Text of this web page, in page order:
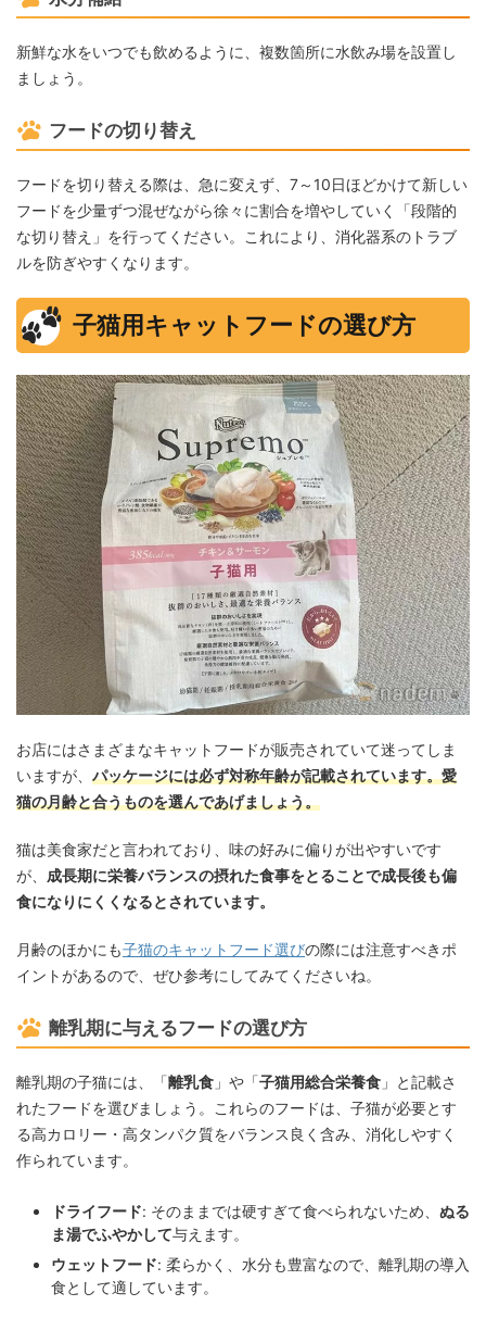
新鮮な水をいつでも飲めるように、複数箇所に水飲み場を設置し
ましょう。
フードの切り替え
フードを切り替える際は、急に変えず、7～10日ほどかけて新しい
フードを少量ずつ混ぜながら徐々に割合を増やしていく「段階的
な切り替え」を行ってください。これにより、消化器系のトラブ
ルを防ぎやすくなります。
子猫用キャットフードの選び方
お店にはさまざまなキャットフードが販売されていて迷ってしま
いますが、 パッケージには必ず対称年齢が記載されています。愛
猫の月齢と合うものを選んであげましょう。
猫は美食家だと言われており、味の好みに偏りが出やすいです
が、 成長期に栄養バランスの摂れた食事をとることで成長後も偏
食になりにくくなるとされています。
月齢のほかにも子猫のキャットフード選びの際には注意すべきポ
イントがあるので、ぜひ参考にしてみてくださいね。
離乳期に与えるフードの選び方
離乳期の子猫には、「離乳食 」や「子猫用総合栄養食 」と記載さ
れたフードを選びましょう。これらのフードは、子猫が必要とす
る高カロリー・高タンパク質をバランス良く含み、消化しやすく
作られています。
ドライフード: そのままでは硬すぎて食べられないため、 ぬる
ま湯でふやかして与えます。
ウェットフード: 柔らかく、水分も豊富なので、離乳期の導入
食として適しています。